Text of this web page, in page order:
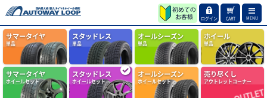
ログイン CART MENU
サマータイヤ
単品
スタッドレス
単品
オールシーズン
単品
ホイール
単品
サマータイヤ
ホイールセット
スタッドレス
ホイールセット
オールシーズン
ホイールセット
売り尽くし
アウトレットコーナー